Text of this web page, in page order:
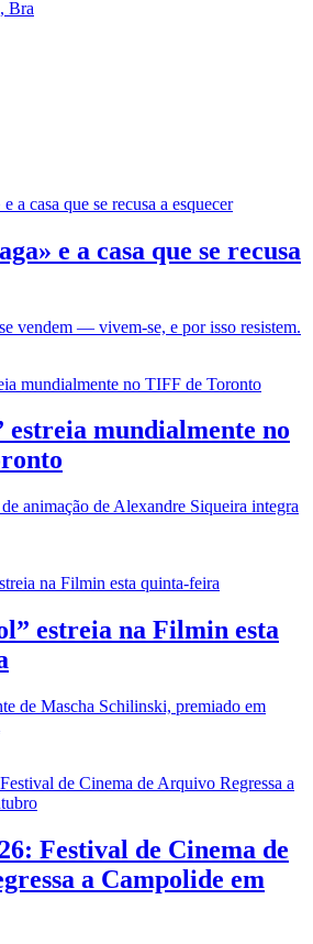
Bra
e a casa que se recusa
vendem — vivem-se, e por isso resistem.
estreia mundialmente no
animação de Alexandre Siqueira integra
estreia na Filmin esta
de Mascha Schilinski, premiado em
Festival de Cinema de
a Campolide em